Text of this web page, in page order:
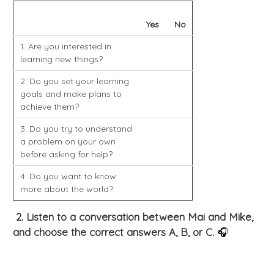
Yes
No
1. Are you interested in
learning new things?
2. Do you set your learning
goals and make plans to
achieve them?
3. Do you try to understand
a problem on your own
before asking for help?
4. Do you want to know
more about the world?
2. Listen to a conversation between Mai and Mike,
and choose the correct answers A, B, or C. 🎧